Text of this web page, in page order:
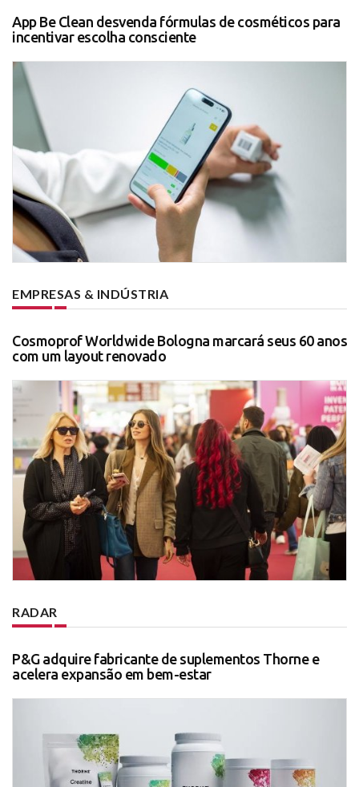
App Be Clean desvenda fórmulas de cosméticos para
incentivar escolha consciente
EMPRESAS & INDÚSTRIA
Cosmoprof Worldwide Bologna marcará seus 60 anos
com um layout renovado
RADAR
P&G adquire fabricante de suplementos Thorne e
acelera expansão em bem-estar